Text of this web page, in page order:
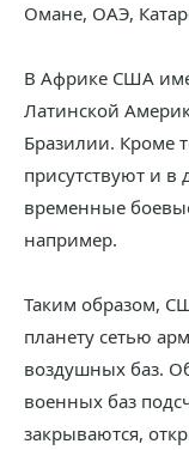
Омане, ОАЭ,
В Африке США
Латинской
Бразилии. Кроме
присутствуют и в
временные
например.
Таким образом,
планету сетью
воздушных баз.
военных баз
закрываются,